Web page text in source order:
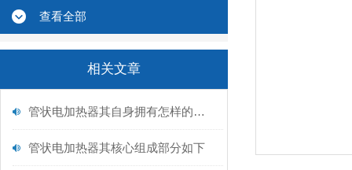
查看全部
相关文章
管状电加热器其自身拥有怎样的特点呢？
管状电加热器其核心组成部分如下